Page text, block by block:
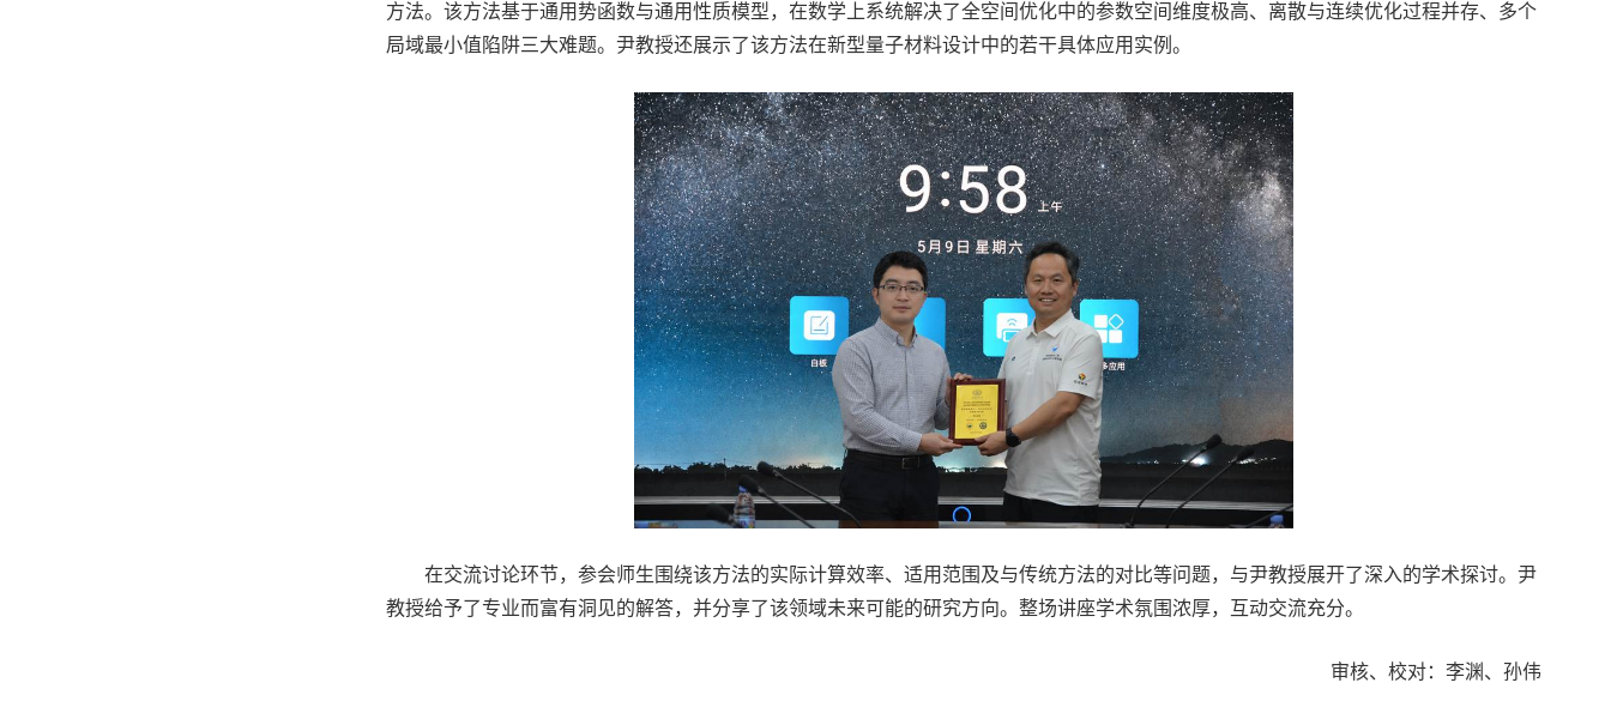
方法。该方法基于通用势函数与通用性质模型，在数学上系统解决了全空间优化中的参数空间维度极高、离散与连续优化过程并存、多个
局域最小值陷阱三大难题。尹教授还展示了该方法在新型量子材料设计中的若干具体应用实例。
在交流讨论环节，参会师生围绕该方法的实际计算效率、适用范围及与传统方法的对比等问题，与尹教授展开了深入的学术探讨。尹
教授给予了专业而富有洞见的解答，并分享了该领域未来可能的研究方向。整场讲座学术氛围浓厚，互动交流充分。
审核、校对：李渊、孙伟